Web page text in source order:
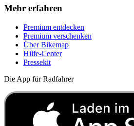
Mehr erfahren
Premium entdecken
Premium verschenken
Über Bikemap
Hilfe-Center
Pressekit
Die App für Radfahrer